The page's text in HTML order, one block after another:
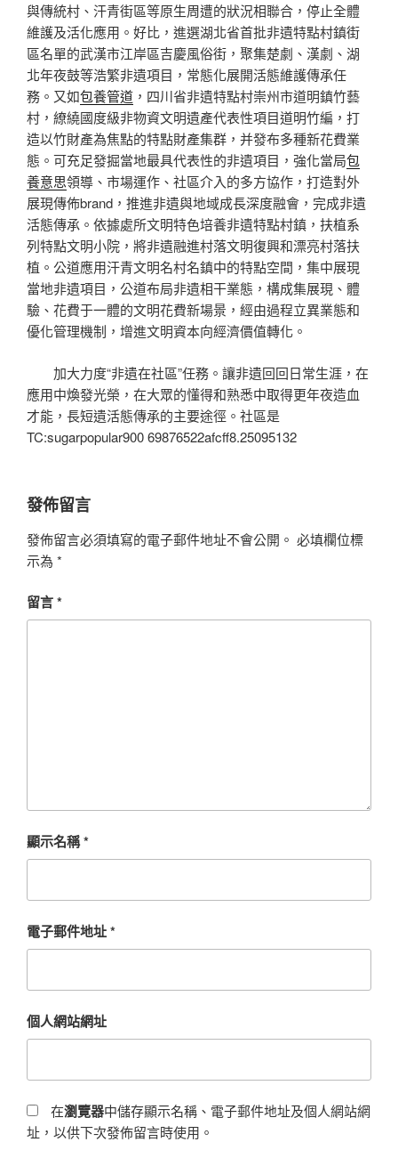
與傳統村、汗青街區等原生周遭的狀況相聯合，停止全體
維護及活化應用。好比，進選湖北省首批非遺特點村鎮街
區名單的武漢市江岸區吉慶風俗街，聚集楚劇、漢劇、湖
北年夜鼓等浩繁非遺項目，常態化展開活態維護傳承任
務。又如包養管道 ，四川省非遺特點村崇州市道明鎮竹藝
村，繚繞國度級非物資文明遺產代表性項目道明竹編，打
造以竹財產為焦點的特點財產集群，并發布多種新花費業
態。可充足發掘當地最具代表性的非遺項目，強化當局包
養意思領導、市場運作、社區介入的多方協作，打造對外
展現傳佈brand，推進非遺與地域成長深度融會，完成非遺
活態傳承。依據處所文明特色培養非遺特點村鎮，扶植系
列特點文明小院，將非遺融進村落文明復興和漂亮村落扶
植。公道應用汗青文明名村名鎮中的特點空間，集中展現
當地非遺項目，公道布局非遺相干業態，構成集展現、體
驗、花費于一體的文明花費新場景，經由過程立異業態和
優化管理機制，增進文明資本向經濟價值轉化。
加大力度“非遺在社區”任務。讓非遺回回日常生涯，在
應用中煥發光榮，在大眾的懂得和熟悉中取得更年夜造血
才能，長短遺活態傳承的主要途徑。社區是
TC:sugarpopular900 69876522afcff8.25095132
發佈留言
發佈留言必須填寫的電子郵件地址不會公開。 必填欄位標
示為 *
留言*
顯示名稱*
電子郵件地址*
個人網站網址
在瀏覽器中儲存顯示名稱、電子郵件地址及個人網站網
址，以供下次發佈留言時使用。